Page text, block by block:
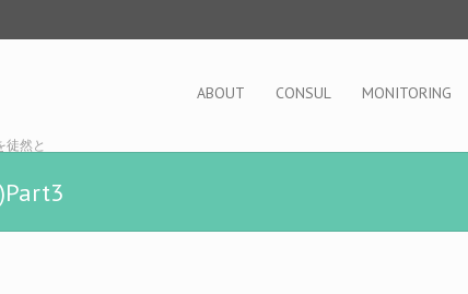
徒然と
ABOUT CONSUL MONITORING